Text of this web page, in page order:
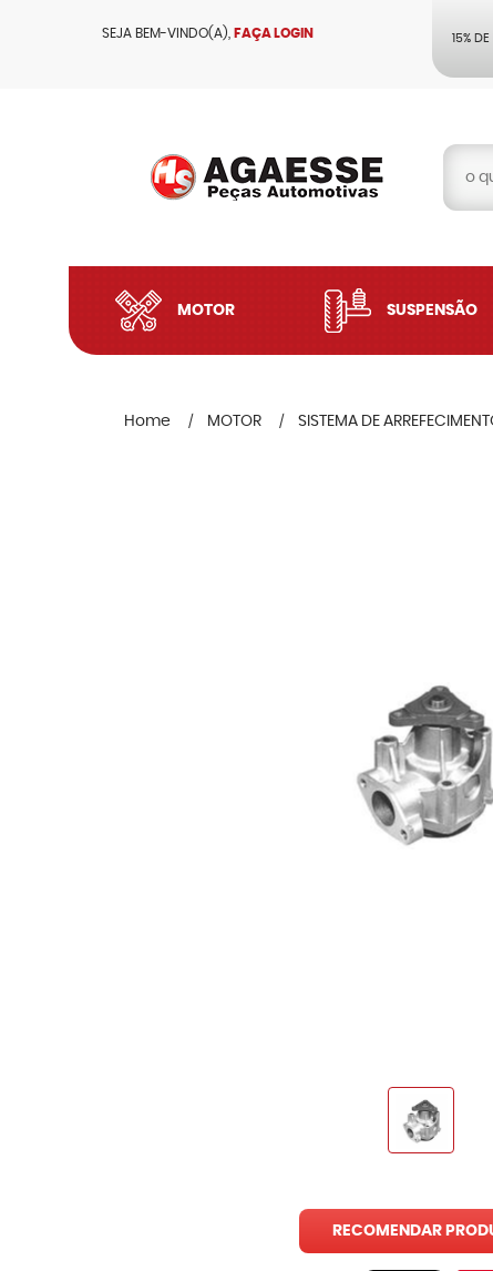
SEJA BEM-VINDO(A), FAÇA LOGIN 15%
MOTOR SUSPENSÃO
Home MOTOR SISTEMA DE
RECOMENDAR